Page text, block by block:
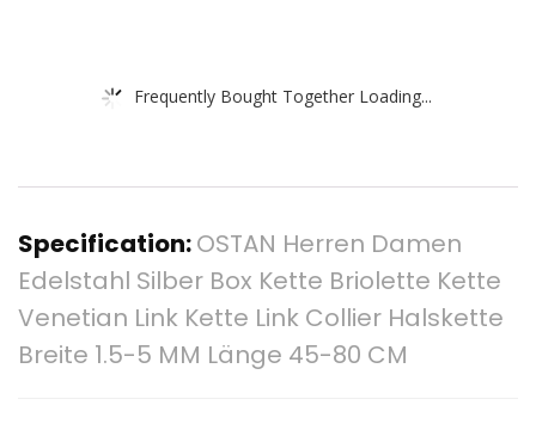
Frequently Bought Together Loading...
Specification:OSTAN Herren Damen
Edelstahl Silber Box Kette Briolette Kette
Venetian Link Kette Link Collier Halskette
Breite 1.5-5 MM Länge 45-80 CM